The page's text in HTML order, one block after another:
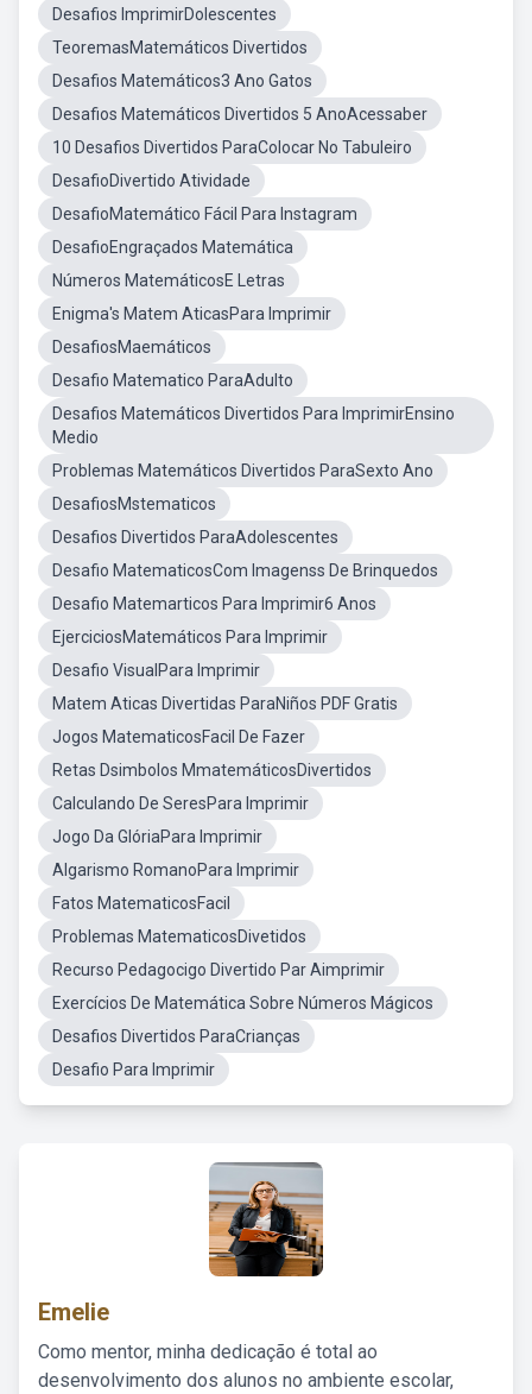
Desafios ImprimirDolescentes
TeoremasMatemáticos Divertidos
Desafios Matemáticos3 Ano Gatos
Desafios Matemáticos Divertidos 5 AnoAcessaber
10 Desafios Divertidos ParaColocar No Tabuleiro
DesafioDivertido Atividade
DesafioMatemático Fácil Para Instagram
DesafioEngraçados Matemática
Números MatemáticosE Letras
Enigma's Matem AticasPara Imprimir
DesafiosMaemáticos
Desafio Matematico ParaAdulto
Desafios Matemáticos Divertidos Para ImprimirEnsino
Medio
Problemas Matemáticos Divertidos ParaSexto Ano
DesafiosMstematicos
Desafios Divertidos ParaAdolescentes
Desafio MatematicosCom Imagenss De Brinquedos
Desafio Matemarticos Para Imprimir6 Anos
EjerciciosMatemáticos Para Imprimir
Desafio VisualPara Imprimir
Matem Aticas Divertidas ParaNiños PDF Gratis
Jogos MatematicosFacil De Fazer
Retas Dsimbolos MmatemáticosDivertidos
Calculando De SeresPara Imprimir
Jogo Da GlóriaPara Imprimir
Algarismo RomanoPara Imprimir
Fatos MatematicosFacil
Problemas MatematicosDivetidos
Recurso Pedagocigo Divertido Par Aimprimir
Exercícios De Matemática Sobre Números Mágicos
Desafios Divertidos ParaCrianças
Desafio Para Imprimir
Emelie
Como mentor, minha dedicação é total ao
desenvolvimento dos alunos no ambiente escolar,